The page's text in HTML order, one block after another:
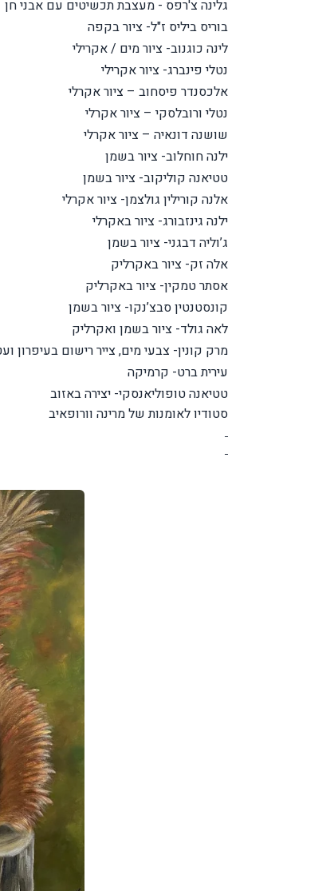
גלינה צ'רפס - מעצבת תכשיטים עם אבני חן
בוריס ביליס ז"ל- ציור בקפה
לינה כוגנוב- ציור מים / אקרילי
נטלי פינברג- ציור אקרילי
אלכסנדר פיסחוב – ציור אקרלי
נטלי ורובלסקי – ציור אקרלי
שושנה דונאיה – ציור אקרלי
ילנה חוחלוב- ציור בשמן
טטיאנה קוליקוב- ציור בשמן
אלנה קורילין גולצמן- ציור אקרלי
ילנה גינזבורג- ציור באקרלי
ג’וליה דבגני- ציור בשמן
אלה זק- ציור באקרליק
אסתר טמקין- ציור באקרליק
קונסטנטין סבצ’נקו- ציור בשמן
לאה גולד- ציור בשמן ואקרליק
מרק קונין- צבעי מים, צייר רישום בעיפרון
עירית ברט- קרמיקה
טטיאנה טופוליאנסקי- יצירה באזוב
סטודיו לאומנות של מרינה וורופאיב